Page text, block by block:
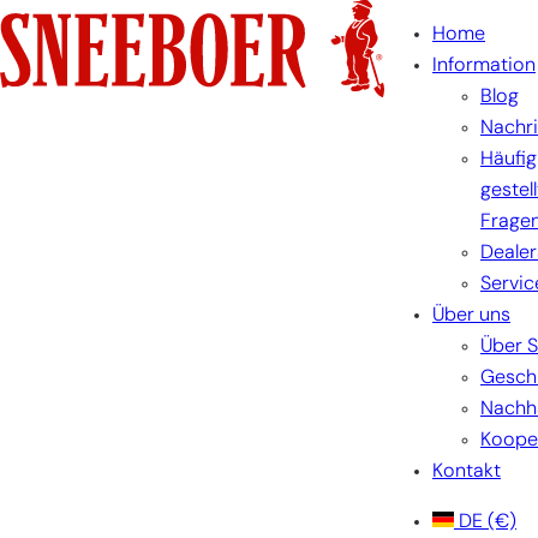
Zum
Inhalt
springen
Home
Information
Blog
Häufig
Über uns
Über
Kontakt
DE (€)